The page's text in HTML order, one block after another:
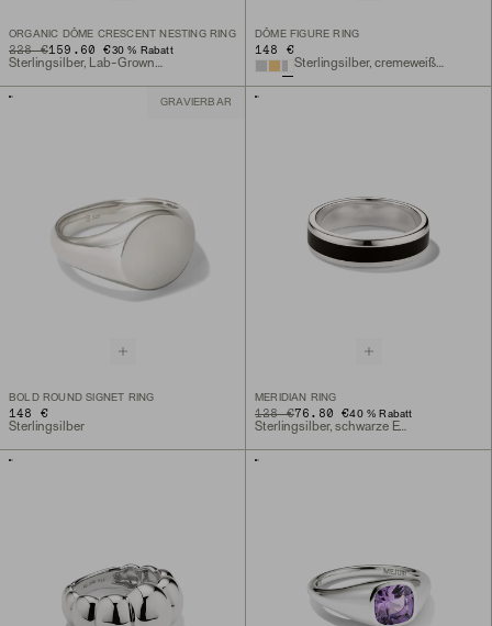
ORGANIC DÔME CRESCENT NESTING RING
ORIGINAL PRICE
228 €
SALE PRICE159.60 €30 % Rabatt
Sterlingsilber, Lab-Grown Diamant
DÔME FIGURE RING
148 €
Sterlingsilber, cremeweiße Emaille
GRAVIERBAR
BOLD ROUND SIGNET RING
148 €
Sterlingsilber
MERIDIAN RING
ORIGINAL PRICE
128 €
SALE PRICE76.80 €40 % Rabatt
Sterlingsilber, schwarze Emaille